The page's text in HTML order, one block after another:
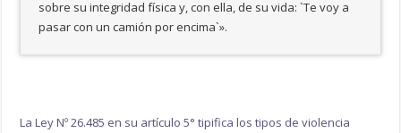
sobre su integridad física y, con ella, de su vida: `Te voy a
pasar con un camión por encima`».
La Ley Nº 26.485 en su artículo 5° tipifica los tipos de violencia